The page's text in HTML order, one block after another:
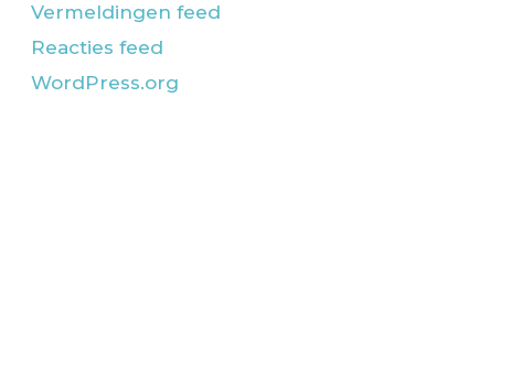
Vermeldingen feed
Reacties feed
WordPress.org